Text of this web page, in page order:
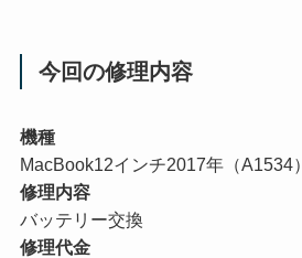
今回の修理内容
機種
MacBook12インチ2017年（A1534）
修理内容
バッテリー交換
修理代金